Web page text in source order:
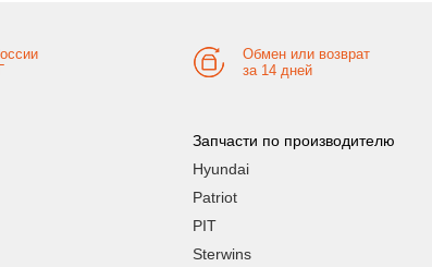
Обмен или возврат
за 14 дней
Запчасти по производителю
Hyundai
Patriot
PIT
Sterwins